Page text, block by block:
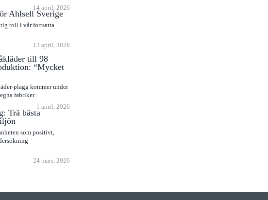
14 april, 2026
Ahlsell Sverige
roll i vår fortsatta
13 april, 2026
till 98
“Mycket
plagg kommer under
fabriker
1 april, 2026
Trä bästa
som positivt,
24 mars, 2026